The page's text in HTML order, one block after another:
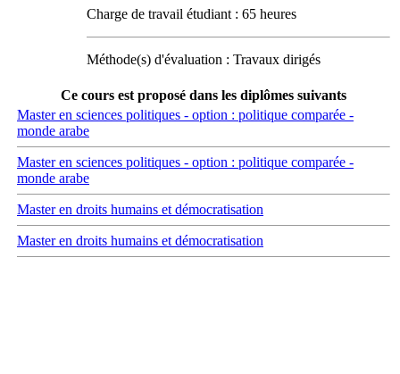
Charge de travail étudiant : 65 heures
Méthode(s) d'évaluation : Travaux dirigés
Ce cours est proposé dans les diplômes suivants
Master en sciences politiques - option : politique comparée -
monde arabe
Master en sciences politiques - option : politique comparée -
monde arabe
Master en droits humains et démocratisation
Master en droits humains et démocratisation